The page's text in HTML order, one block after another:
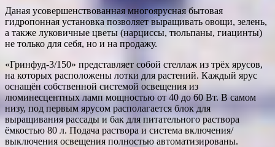
Даная усовершенствованная многоярусная бытовая
гидропонная установка позволяет выращивать овощи, зелень,
а также луковичные цветы (нарциссы, тюльпаны, гиацинты)
не только для себя, но и на продажу.
«Гринфуд-3/150» представляет собой стеллаж из трёх ярусов,
на которых расположены лотки для растений. Каждый ярус
оснащён собственной системой освещения из
люминесцентных ламп мощностью от 40 до 60 Вт. В самом
низу, под первым ярусом располагается блок для
выращивания рассады и бак для питательного раствора
ёмкостью 80 л. Подача раствора и система включения/
выключения освещения полностью автоматизированы.